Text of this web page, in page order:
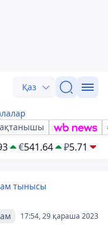
Қаз
€541.64 ₽5.71
тынысы
17:54, 29 қараша 2023